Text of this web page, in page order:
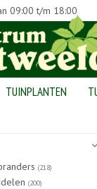
09:00 t/m 18:00
TUINPLANTEN
(218)
(200)